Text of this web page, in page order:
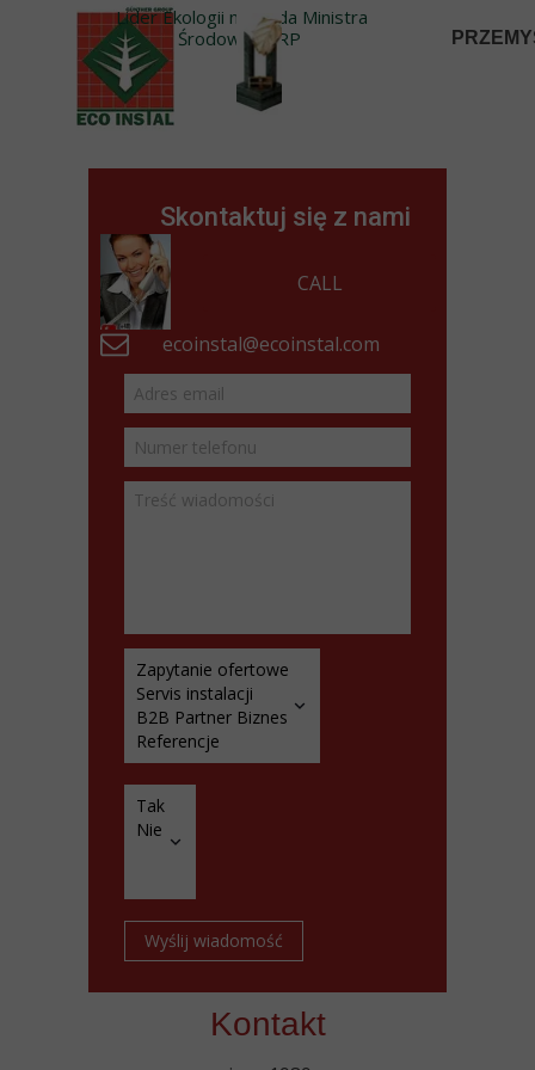
Lider Ekologii nagroda Ministra
Środowiska RP
Skontaktuj się z nami
ecoinstal@ecoinstal.com
Wyślij wiadomość
CALL
Kontakt